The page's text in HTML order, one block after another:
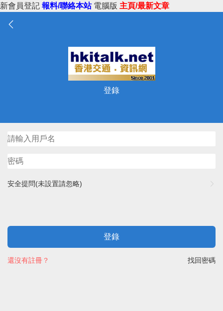
新會員登記 報料/聯絡本站 電腦版 主頁/最新文章
登錄
安全提問(未設置請忽略)
登錄
找回密碼
還沒有註冊？